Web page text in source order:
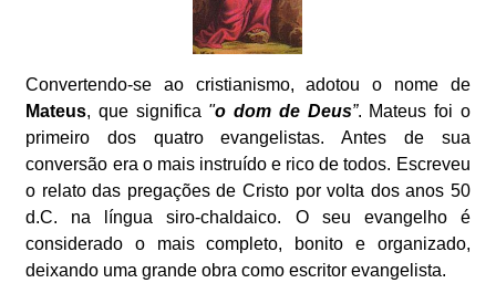
Convertendo-se ao cristianismo, adotou o nome de
Mateus, que significa "o dom de Deus”. Mateus foi o
primeiro dos quatro evangelistas. Antes de sua
conversão era o mais instruído e rico de todos. Escreveu
o relato das pregações de Cristo por volta dos anos 50
d.C. na língua siro-chaldaico. O seu evangelho é
considerado o mais completo, bonito e organizado,
deixando uma grande obra como escritor evangelista.